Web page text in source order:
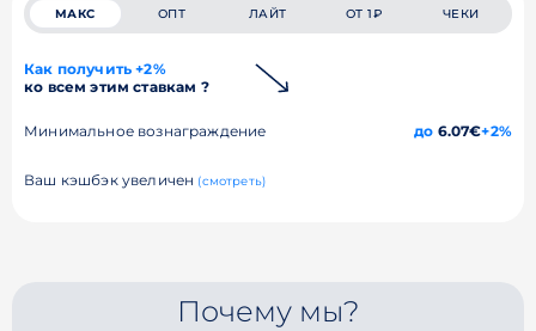
МАКС ОПТ ЛАЙТ ОТ 1₽ ЧЕКИ
Как получить +2%
ко всем этим ставкам ?
Минимальное вознаграждение до 6.07€+2%
Ваш кэшбэк увеличен (смотреть)
Почему мы?